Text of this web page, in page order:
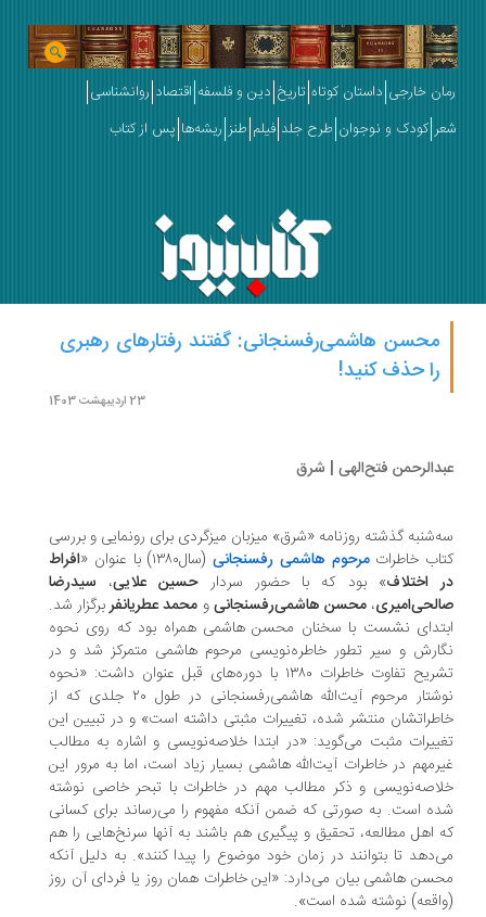
خارجی داستان کوتاه تاریخ دین و فلسفه اقتصاد روانشناسی
کودک و نوجوان طرح جلد فیلم طنز ریشه‌ها پس از کتاب
محسن هاشمی‌رفسنجانی: گفتند رفتارهای رهبری
را حذف کنید!
فتح‌الهی | شرق
گذشته روزنامه «شرق» میزبان میزگردی برای رونمایی و بررسی
خاطراتمرحوم هاشمی رفسنجانی(سال۱۳۸۰) با عنوان «
افراط
اختلاف» بود که با حضور سردارحسین علایی ،سیدرضا
،محسن هاشمی‌رفسنجانیومحمد عطریانفربرگزار شد.
نشست با سخنان محسن هاشمی همراه بود که روی نحوه
و سیر تطور خاطره‌نویسی مرحوم هاشمی متمرکز شد و در
تشریح تفاوت خاطرات ۱۳۸۰ با دوره‌های قبل عنوان داشت: «نحوه
نوشتار مرحوم آیت‌الله ‌هاشمی‌رفسنجانی‌ در طول ۲۰ جلدی که از
منتشر شده، تغییرات مثبتی داشته است» و در تبیین این
مثبت می‌گوید: «در ابتدا خلاصه‌نویسی و اشاره به مطالب
در خاطرات آیت‌الله هاشمی بسیار زیاد است، اما به مرور این
و ذکر مطالب مهم در خاطرات با تبحر خاصی نوشته
است. به صورتی که ضمن آنکه مفهوم را می‌رساند برای کسانی
اهل مطالعه، تحقیق و پیگیری هم باشند به آنها سرنخ‌هایی را هم
تا بتوانند در زمان خود موضوع را پیدا کنند». به دلیل آنکه
هاشمی بیان می‌دارد: «این خاطرات همان روز یا فردای آن روز
نوشته شده است».